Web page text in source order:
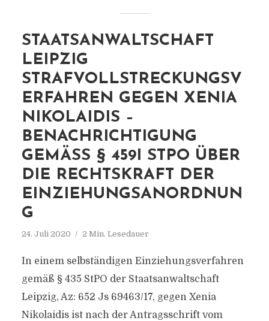
STAATSANWALTSCHAFT
LEIPZIG
STRAFVOLLSTRECKUNGSV
ERFAHREN GEGEN XENIA
NIKOLAIDIS –
BENACHRICHTIGUNG
GEMÄSS § 459I STPO ÜBER D
IE RECHTSKRAFT DER E
INZIEHUNGSANORDNUNG
24. Juli 2020 2 Min. Lesedauer
In einem selbständigen Einziehungsverfahren
gemäß § 435 StPO der Staatsanwaltschaft
Leipzig, Az: 652 Js 69463/17, gegen Xenia
Nikolaidis ist nach der Antragsschrift vom